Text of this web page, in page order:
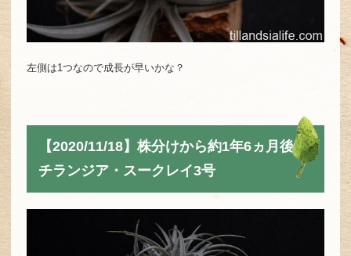
左側は1つなので成長が早いかな？
【2020/11/18】株分けから約1年6ヵ月後の
チランジア・スークレイ3号